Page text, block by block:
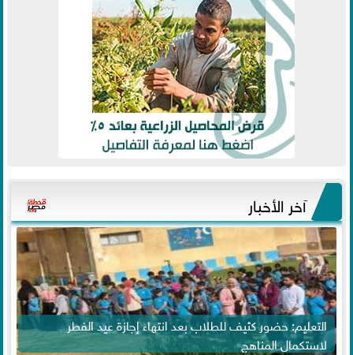
آخر الأخبار
التعليم: حضور كثيف للطلاب بعد انتهاء إجازة عيد الفطر
لاستكمال المناهج